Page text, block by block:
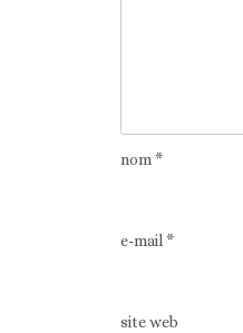
nom*
e-mail*
site web